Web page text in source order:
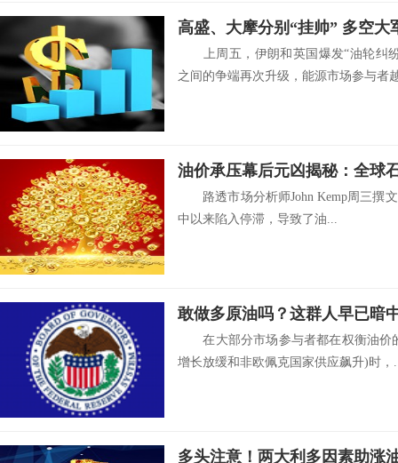
上周五，伊朗和英国爆发“油轮纠
之间的争端再次升级，能源市场参与者
油价承压幕后元凶揭秘：全球
路透市场分析师John Kemp周三撰文
中以来陷入停滞，导致了油...
敢做多原油吗？这群人早已暗
在大部分市场参与者都在权衡油价
增长放缓和非欧佩克国家供应飙升)时，